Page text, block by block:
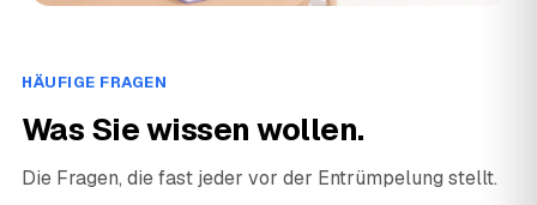
HÄUFIGE FRAGEN
Was Sie wissen wollen.
Die Fragen, die fast jeder vor der Entrümpelung stellt.